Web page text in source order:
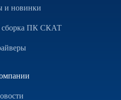
и новинки
сборка ПК СКАТ